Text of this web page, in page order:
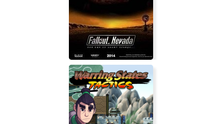
Bridge Constructor Portal